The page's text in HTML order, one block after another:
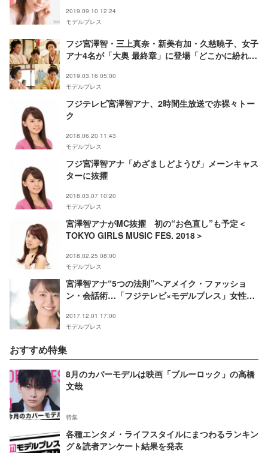
2019.09.10 12:24
モデルプレス
フジ宮澤智・三上真奈・新美有加・久慈暁子、女子
アナ4名が「大奥 最終章」に登場「どこかに紛れ込
2019.03.16 05:00
モデルプレス
フジテレビ宮澤智アナ、2時間生放送で赤裸々トー
ク
2018.06.20 11:43
モデルプレス
フジ宮澤智アナ「めざましどようび」メーンキャス
ターに抜擢
2018.03.07 10:20
モデルプレス
宮澤智アナがMC抜擢 初の“お色直し”も予定＜
TOKYO GIRLS MUSIC FES. 2018＞
2018.02.25 08:00
モデルプレス
宮澤智アナ“5つの法則”ヘアメイク・ファッショ
ン・会話術…「フジテレビ×モデルプレス」女性ア
2017.12.01 17:00
モデルプレス
おすすめ特集
8月のカバーモデルは映画「ブルーロック」の高橋
文哉
特集
各種エンタメ・ライフスタイルにまつわるランキン
グ＆読者アンケート結果を発表